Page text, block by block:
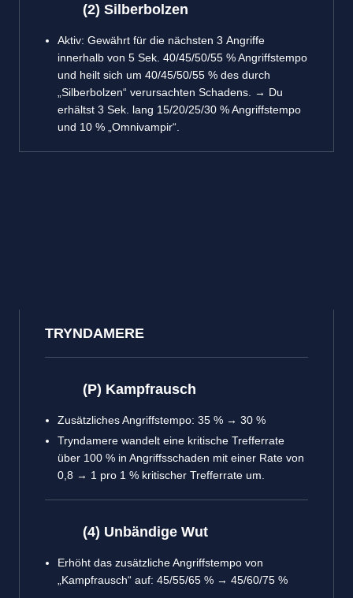
(2) Silberbolzen
Aktiv: Gewährt für die nächsten 3 Angriffe
innerhalb von 5 Sek. 40/45/50/55 % Angriffstempo
und heilt sich um 40/45/50/55 % des durch
„Silberbolzen“ verursachten Schadens. → Du
erhältst 3 Sek. lang 15/20/25/30 % Angriffstempo
und 10 % „Omnivampir“.
TRYNDAMERE
(P) Kampfrausch
Zusätzliches Angriffstempo: 35 % → 30 %
Tryndamere wandelt eine kritische Trefferrate
über 100 % in Angriffsschaden mit einer Rate von
0,8 → 1 pro 1 % kritischer Trefferrate um.
(4) Unbändige Wut
Erhöht das zusätzliche Angriffstempo von
„Kampfrausch“ auf: 45/55/65 % → 45/60/75 %